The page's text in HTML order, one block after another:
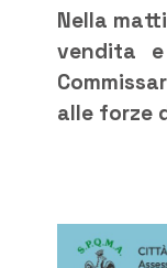
Nella
vendita
alle forze